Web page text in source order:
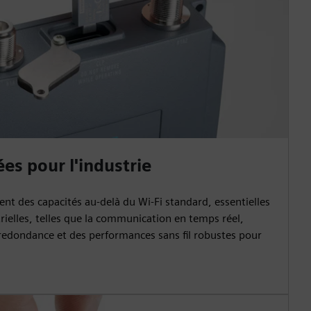
pour l'industrie
des capacités au-delà du Wi-Fi standard, essentielles
telles que la communication en temps réel,
et des performances sans fil robustes pour